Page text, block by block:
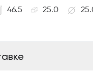
46.5 25.0